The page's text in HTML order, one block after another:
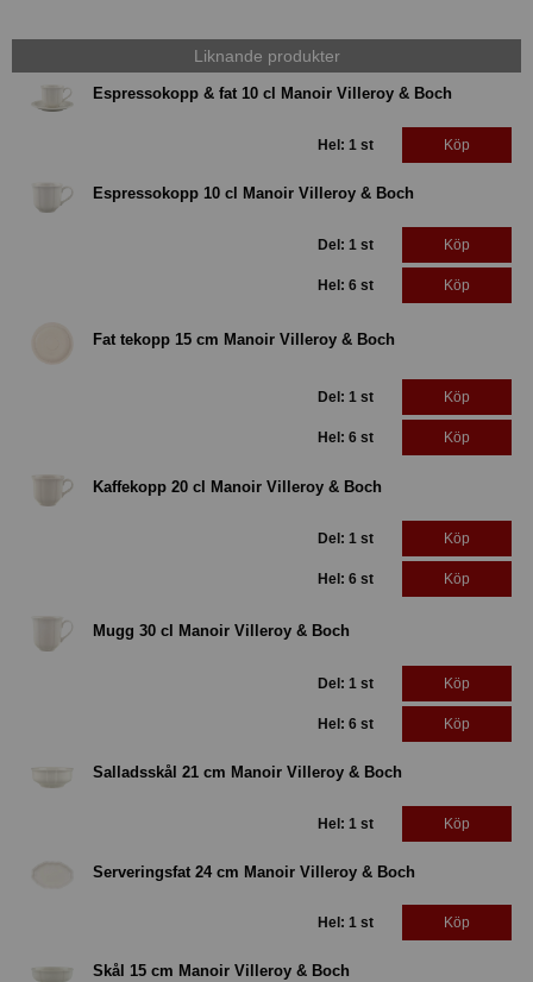
Liknande produkter
Espressokopp & fat 10 cl Manoir Villeroy & Boch
Hel: 1 st Köp
Espressokopp 10 cl Manoir Villeroy & Boch
Del: 1 st Köp
Hel: 6 st Köp
Fat tekopp 15 cm Manoir Villeroy & Boch
Del: 1 st Köp
Hel: 6 st Köp
Kaffekopp 20 cl Manoir Villeroy & Boch
Del: 1 st Köp
Hel: 6 st Köp
Mugg 30 cl Manoir Villeroy & Boch
Del: 1 st Köp
Hel: 6 st Köp
Salladsskål 21 cm Manoir Villeroy & Boch
Hel: 1 st Köp
Serveringsfat 24 cm Manoir Villeroy & Boch
Hel: 1 st Köp
Skål 15 cm Manoir Villeroy & Boch